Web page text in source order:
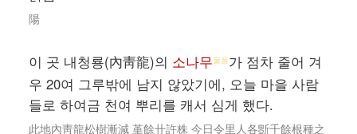
陽
이 곳 내청룡(內靑龍)의 소나무물품가 점차 줄어 겨
우 20여 그루밖에 남지 않았기에, 오늘 마을 사람
들로 하여금 천여 뿌리를 캐서 심게 했다.
此地內靑龍松樹漸減 堇餘卄許株 今日令里人各斵千餘根種之